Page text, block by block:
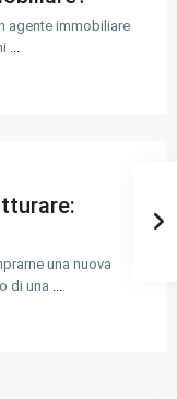
agente immobiliare
...
una nuova
di una ...